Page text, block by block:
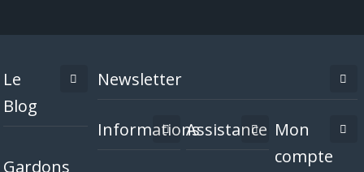
Le
Blog
Gardons
Newsletter
InformationsAssistance Mon
compte